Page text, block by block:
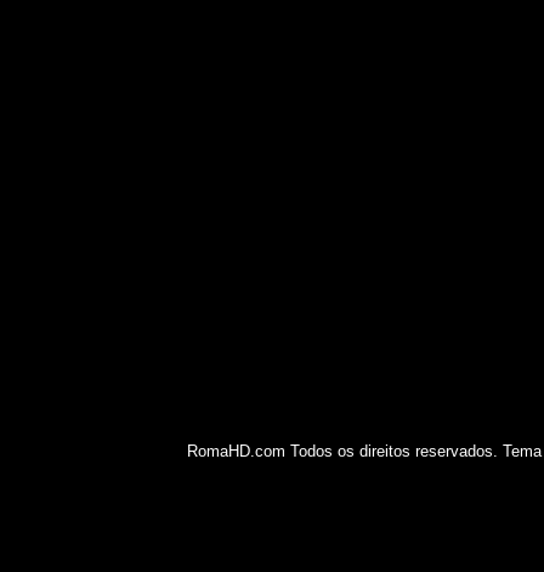
RomaHD.com Todos os direitos reservados.